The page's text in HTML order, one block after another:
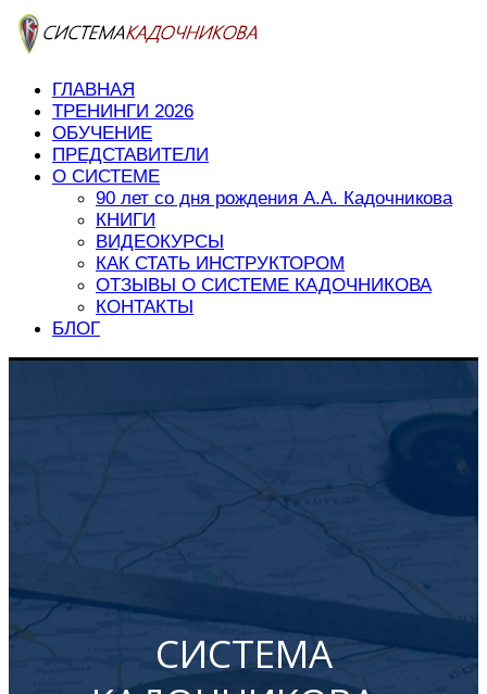
ГЛАВНАЯ
ТРЕНИНГИ 2026
ОБУЧЕНИЕ
ПРЕДСТАВИТЕЛИ
О СИСТЕМЕ
90 лет со дня рождения А.А. Кадочникова
КНИГИ
ВИДЕОКУРСЫ
КАК СТАТЬ ИНСТРУКТОРОМ
ОТЗЫВЫ О СИСТЕМЕ КАДОЧНИКОВА
КОНТАКТЫ
БЛОГ
СИСТЕМА